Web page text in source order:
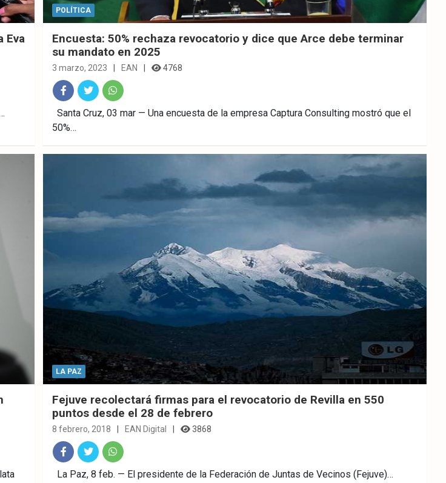
Eva
POLÍTICA
Encuesta: 50% rechaza revocatorio y dice que Arce debe terminar
su mandato en 2025
3 marzo, 2023 EAN 4768
Fac
ebo
ok
Twitt
What
p
Santa Cruz, 03 mar — Una encuesta de la empresa Captura Consulting mostró que el
50%…
LA PAZ
Fejuve recolectará firmas para el revocatorio de Revilla en 550
puntos desde el 28 de febrero
8 febrero, 2018 EAN Digital 3868
Fac
Twitt What
La Paz, 8 feb. — El presidente de la Federación de Juntas de Vecinos (Fejuve)…